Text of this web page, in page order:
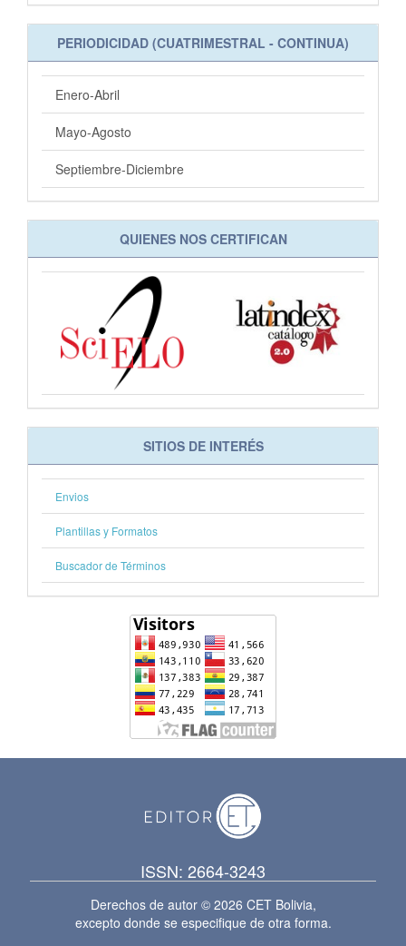
PERIODICIDAD (CUATRIMESTRAL - CONTINUA)
Enero-Abril
Mayo-Agosto
Septiembre-Diciembre
QUIENES NOS CERTIFICAN
SITIOS DE INTERÉS
Envios
Plantillas y Formatos
Buscador de Términos
ISSN: 2664-3243
Derechos de autor © 2026 CET Bolivia,
excepto donde se especifique de otra forma.